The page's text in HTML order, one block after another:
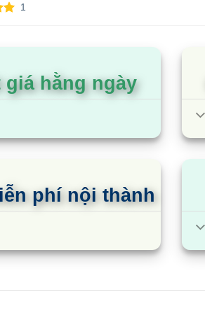
1
giá hằng ngày
phí nội thành